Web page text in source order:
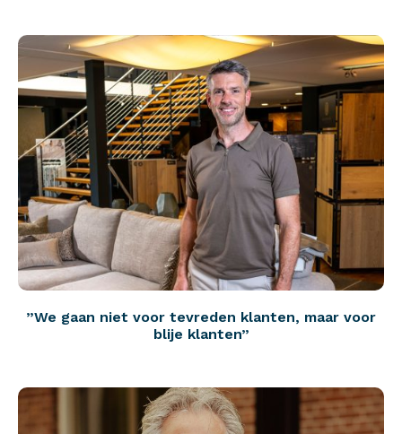
”We gaan niet voor tevreden klanten, maar voor
blije klanten”